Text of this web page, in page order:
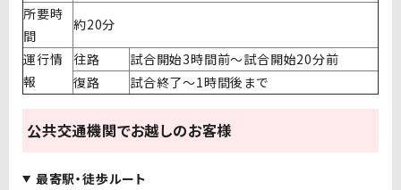
所要時
間
約20分
運行情
報
往路
試合開始3時間前～試合開始20分前
復路
試合終了～1時間後まで
公共交通機関でお越しのお客様
最寄駅・徒歩ルート